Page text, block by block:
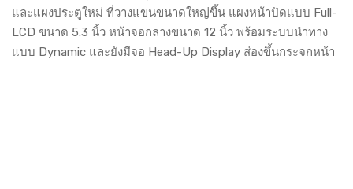
และแผงประตูใหม่ ที่วางแขนขนาดใหญ่ขึ้น แผงหน้าปัดแบบ Full-
LCD ขนาด 5.3 นิ้ว หน้าจอกลางขนาด 12 นิ้ว พร้อมระบบนำทาง
แบบ Dynamic และยังมีจอ Head-Up Display ส่องขึ้นกระจกหน้า